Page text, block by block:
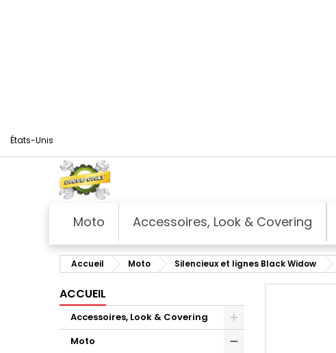
États-Unis
Moto Accessoires, Look & Covering
Accueil Moto Silencieux et lignes Black Widow
ACCUEIL
Accessoires, Look & Covering
Moto